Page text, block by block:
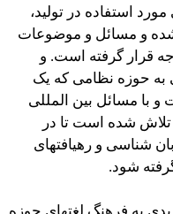
استفاده در تولید،
و مسائل و موضوعات
قرار گرفته است. و
حوزه نظامی که یک
با مسائل بین المللی
تلاش شده است تا در
شناسی و رهیافتهای
شود.